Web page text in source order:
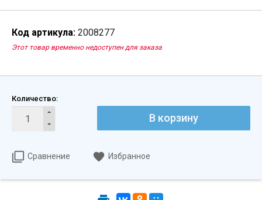
Код артикула: 2008277
Этот товар временно недоступен для заказа
Количество:
В корзину
Сравнение Избранное